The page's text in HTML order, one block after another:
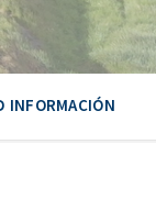
INFORMACIÓN